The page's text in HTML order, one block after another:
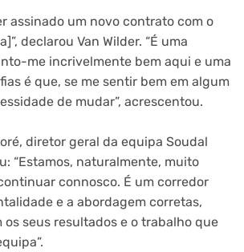
assinado um novo contrato com o
declarou Van Wilder. “É uma
me incrivelmente bem aqui e uma
é que, se me sentir bem em algum
de mudar”, acrescentou.
diretor geral da equipa Soudal
“Estamos, naturalmente, muito
connosco. É um corredor
e a abordagem corretas,
os seus resultados e o trabalho que